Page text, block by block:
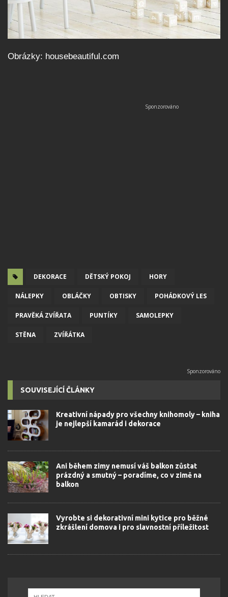
Obrázky: housebeautiful.com
DEKORACE DĚTSKÝ POKOJ HORY
NÁLEPKY OBLÁČKY OBTISKY POHÁDKOVÝ LES
PRAVĚKÁ ZVÍŘATA PUNTÍKY SAMOLEPKY
STĚNA ZVÍŘÁTKA
SOUVISEJÍCÍ ČLÁNKY
Kreativní nápady pro všechny knihomoly – kniha
je nejlepší kamarád i dekorace
Ani během zimy nemusí váš balkon zůstat
prázdný a smutný – poradíme, co v zimě na
balkon
Vyrobte si dekorativní mini kytice pro běžné
zkrášlení domova i pro slavnostní příležitost